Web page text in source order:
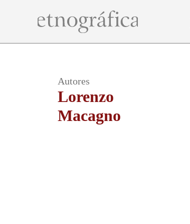
Autores
Lorenzo
Macagno